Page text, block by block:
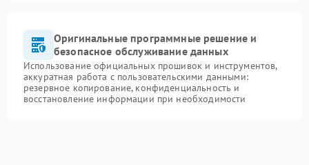
Оригинальные программные решение и
безопасное обслуживание данных
Использование официальных прошивок и инструментов,
аккуратная работа с пользовательскими данными:
резервное копирование, конфиденциальность и
восстановление информации при необходимости